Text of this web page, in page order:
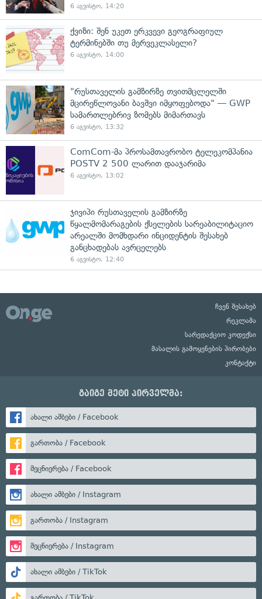
6 აგვისტო, 14:20
ქვიზი: შენ უკეთ ერკვევი გეოგრაფიულ
ტერმინებში თუ მერვეკლასელი?
6 აგვისტო, 14:00
"რუსთაველის გამზირზე თვითმცლელში
მცირეწლოვანი ბავშვი იმყოფებოდა" — GWP
სამართლებრივ ზომებს მიმართავს
6 აგვისტო, 13:32
ComCom-მა პროსამთავრობო ტელეკომპანია
POSTV 2 500 ლარით დააჯარიმა
6 აგვისტო, 13:02
ჯივიპი რუსთაველის გამზირზე
წყალმომარაგების ქსელების სარეაბილიტაციო
არეალში მომხდარი ინციდენტის შესახებ
განცხადებას ავრცელებს
6 აგვისტო, 12:40
ჩვენ შესახებ
რეკლამა
სარედაქციო კოდექსი
მასალის გამოყენების პირობები
კონტაქტი
გაიგე მეტი პირველმა:
ახალი ამბები / Facebook
გართობა / Facebook
მეცნიერება / Facebook
ახალი ამბები / Instagram
გართობა / Instagram
მეცნიერება / Instagram
ახალი ამბები / TikTok